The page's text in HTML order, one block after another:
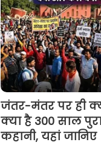
जंतर-मंतर पर ही
क्या है 300 साल
कहानी, यहां जानिए